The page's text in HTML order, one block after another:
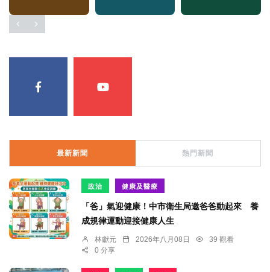
最新新聞 熱門新聞
政治 健康及醫療
「爸」氣迎健康！中市衛生局邀爸爸動起來 養
成規律運動迎接健康人生
林獻元 2026年八月08日
39 觀看
0 分享